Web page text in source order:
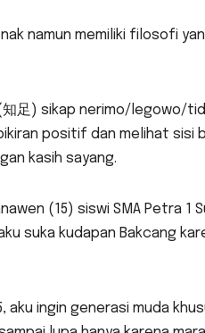
namun memiliki filosofi
足) sikap nerimo/legowo/
positif dan melihat sisi
kasih sayang.
(15) siswi SMA Petra 1
suka kudapan Bakcang
aku ingin generasi muda